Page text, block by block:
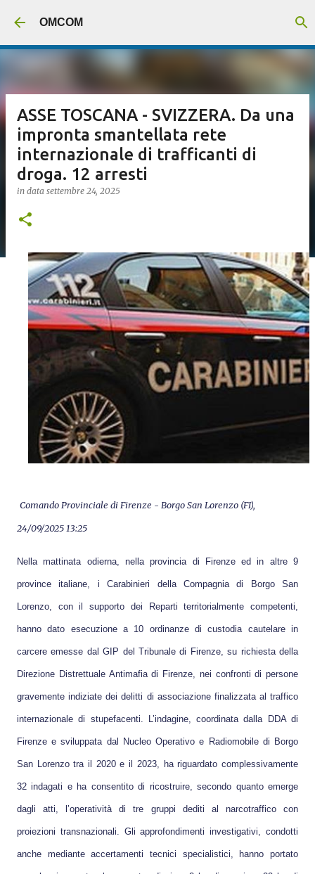
OMCOM
ASSE TOSCANA - SVIZZERA. Da una
impronta smantellata rete
internazionale di trafficanti di
droga. 12 arresti
in data settembre 24, 2025
Comando Provinciale diFirenze - Borgo San Lorenzo (FI),
24/09/2025 13:25
Nella mattinata odierna, nella provincia di Firenze ed in altre 9
province italiane, i Carabinieri della Compagnia di Borgo San
Lorenzo, con il supporto dei Reparti territorialmente competenti,
hanno dato esecuzione a 10 ordinanze di custodia cautelare in
carcere emesse dal GIP del Tribunale di Firenze, su richiesta della
Direzione Distrettuale Antimafia di Firenze, nei confronti di persone
gravemente indiziate dei delitti di associazione finalizzata al traffico
internazionale di stupefacenti. L’indagine, coordinata dalla DDA di
Firenze e sviluppata dal Nucleo Operativo e Radiomobile di Borgo
San Lorenzo tra il 2020 e il 2023, ha riguardato complessivamente
32 indagati e ha consentito di ricostruire, secondo quanto emerge
dagli atti, l’operatività di tre gruppi dediti al narcotraffico con
proiezioni transnazionali. Gli approfondimenti investigativi, condotti
anche mediante accertamenti tecnici specialistici, hanno portato